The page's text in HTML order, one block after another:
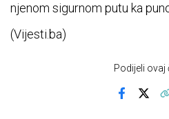
njenom sigurnom putu ka
(Vijesti.ba)
Podijeli ovaj